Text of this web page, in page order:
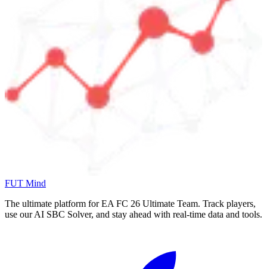
FUT Mind
The ultimate platform for EA FC 26 Ultimate Team. Track players,
use our AI SBC Solver, and stay ahead with real-time data and tools.